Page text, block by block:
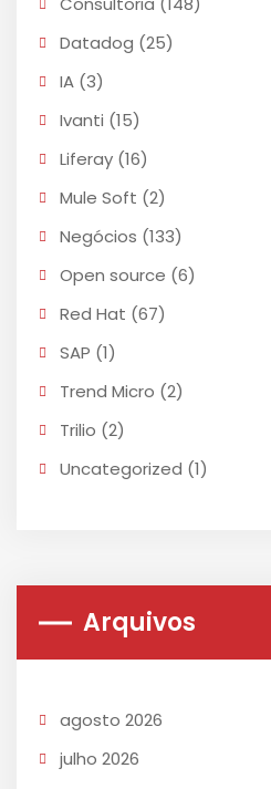
Datadog (25)
IA (3)
Ivanti (15)
Liferay (16)
Mule Soft (2)
Negócios (133)
Open source (6)
Red Hat (67)
SAP (1)
Trend Micro (2)
Trilio (2)
Uncategorized (1)
Arquivos
agosto 2026
julho 2026